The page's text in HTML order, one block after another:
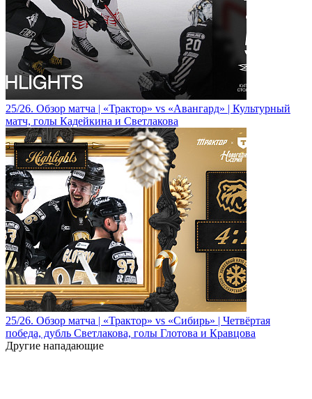
25/26. Обзор матча | «Трактор» vs «Авангард» | Культурный
матч, голы Кадейкина и Светлакова
25/26. Обзор матча | «Трактор» vs «Сибирь» | Четвёртая
победа, дубль Светлакова, голы Глотова и Кравцова
Другие нападающие